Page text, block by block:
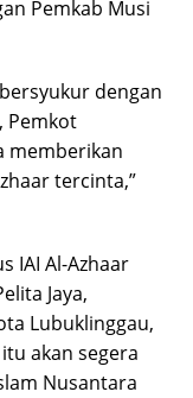
Pemkab Musi
dengan
Pemkot
memberikan
tercinta,”
IAI Al-Azhaar
Jaya,
Lubuklinggau,
akan segera
Nusantara